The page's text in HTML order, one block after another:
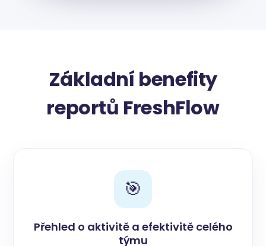
Základní benefity
reportů FreshFlow
🎯
Přehled o aktivitě a efektivitě celého
týmu